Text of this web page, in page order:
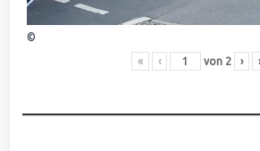
©
« ‹ von 2 ›